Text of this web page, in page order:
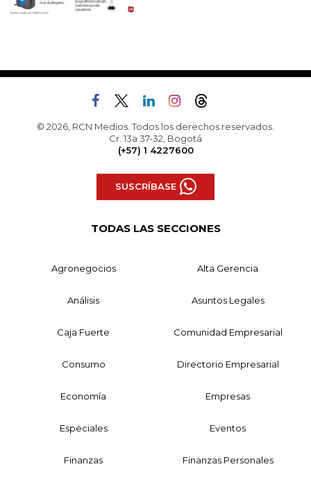
© 2026, RCN Medios. Todos los derechos reservados.
Cr. 13a 37-32, Bogotá
(+57) 1 4227600
SUSCRÍBASE
TODAS LAS SECCIONES
Agronegocios Alta Gerencia
Análisis Asuntos Legales
Caja Fuerte Comunidad Empresarial
Consumo Directorio Empresarial
Economía Empresas
Especiales Eventos
Finanzas Finanzas Personales